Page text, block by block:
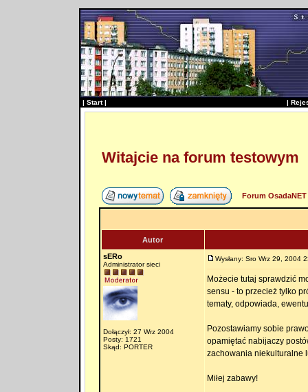
| Start| |
Witajcie na forum testowym
Forum
Autor
sERo
Administrator sieci
Dołączył: 27 Wrz 2004
Posty: 1721
Skąd: PORTER
Wysłany: Sro Wrz 29, 2004
Możecie tutaj sprawdzić
sensu - to przecież tylko
tematy, odpowiada,
Pozostawiamy sobie
opamiętać nabijaczy
zachowania niekulturalne
Miłej zabawy!